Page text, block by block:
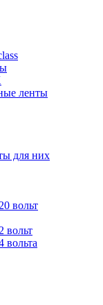
ленты
для них
вольт
вольт
вольта